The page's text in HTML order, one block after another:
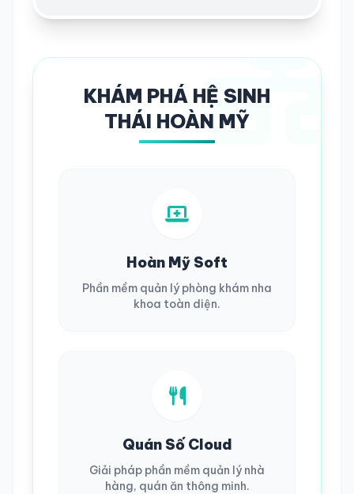
KHÁM PHÁ HỆ SINH
THÁI HOÀN MỸ
Hoàn Mỹ Soft
Phần mềm quản lý phòng khám nha
khoa toàn diện.
Quán Số Cloud
Giải pháp phần mềm quản lý nhà
hàng, quán ăn thông minh.